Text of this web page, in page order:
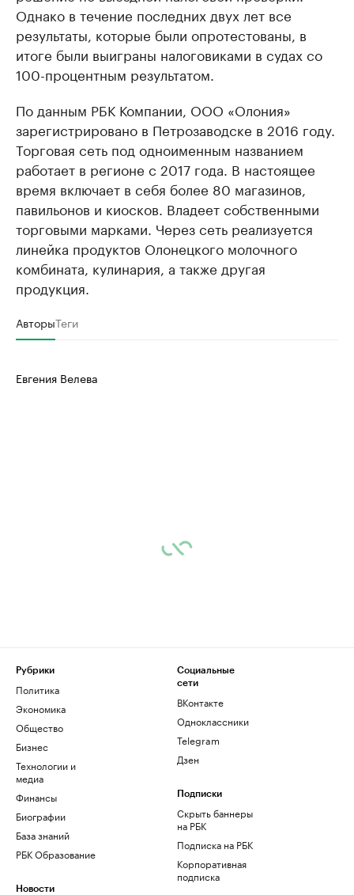
Однако в течение последних двух лет все
результаты, которые были опротестованы, в
итоге были выиграны налоговиками в судах со
100-процентным результатом.
По данным РБК Компании, ООО «Олония»
зарегистрировано в Петрозаводске в 2016 году.
Торговая сеть под одноименным названием
работает в регионе с 2017 года. В настоящее
время включает в себя более 80 магазинов,
павильонов и киосков. Владеет собственными
торговыми марками. Через сеть реализуется
линейка продуктов Олонецкого молочного
комбината, кулинария, а также другая
продукция.
АвторыТеги
Евгения Велева
Рубрики
Политика
Экономика
Общество
Бизнес
Технологии и
медиа
Финансы
Биографии
База знаний
РБК Образование
Новости
Социальные
сети
ВКонтакте
Одноклассники
Telegram
Дзен
Подписки
Скрыть баннеры
на РБК
Подписка на РБК
Корпоративная
подписка